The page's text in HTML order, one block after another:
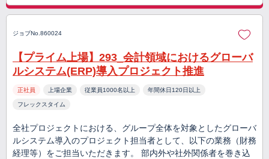
ジョブNo.860024
【プライム上場】293_会計領域におけるグローバ
ルシステム(ERP)導入プロジェクト推進
正社員 上場企業 従業員1000名以上 年間休日120日以上
フレックスタイム
全社プロジェクトにおける、グループ全体を対象としたグローバ
ルシステム導入のプロジェクト担当者として、以下の業務（財務
経理等）をご担当いただきます。 部内外や社外関係者を巻き込